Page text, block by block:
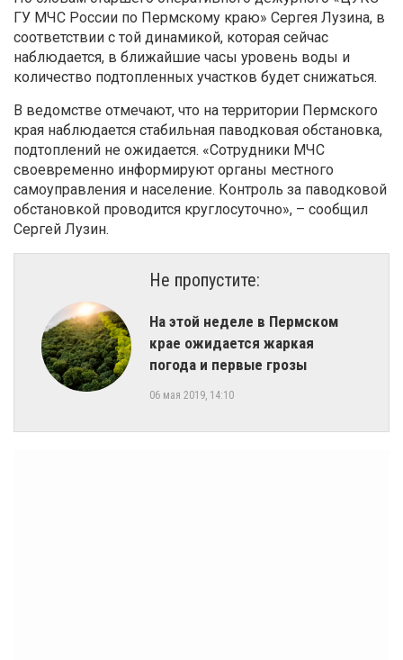
ГУ МЧС России по Пермскому краю» Сергея Лузина, в
соответствии с той динамикой, которая сейчас
наблюдается, в ближайшие часы уровень воды и
количество подтопленных участков будет снижаться.
В ведомстве отмечают, что на территории Пермского
края наблюдается стабильная паводковая обстановка,
подтоплений не ожидается. «Сотрудники МЧС
своевременно информируют органы местного
самоуправления и население. Контроль за паводковой
обстановкой проводится круглосуточно», – сообщил
Сергей Лузин.
Не пропустите:
На этой неделе в Пермском
крае ожидается жаркая
погода и первые грозы
06 мая 2019, 14:10